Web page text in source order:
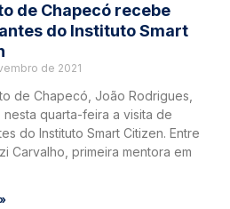
de Chapecó recebe
do Instituto Smart
de 2021
de Chapecó, João Rodrigues,
quarta-feira a visita de
do Instituto Smart Citizen. Entre
Carvalho, primeira mentora em